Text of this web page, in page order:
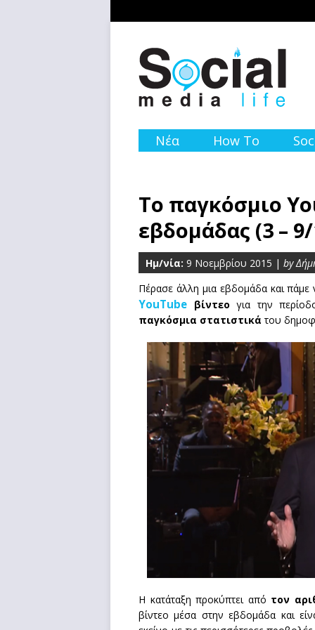
Νέα How To
Το παγκόσμιο
εβδομάδας (3 –
Ημ/νία: 9 Νοεμβρίου 2015 | by
Πέρασε άλλη μια εβδομάδα και
YouTube βίντεο για την
παγκόσμια στατιστικά του
Η κατάταξη προκύπτει από τον
βίντεο μέσα στην εβδομάδα και